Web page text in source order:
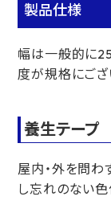
製品仕様
幅は一般的に
度が規格にござ
養生テープ
屋内・外を問わ
し忘れのない色